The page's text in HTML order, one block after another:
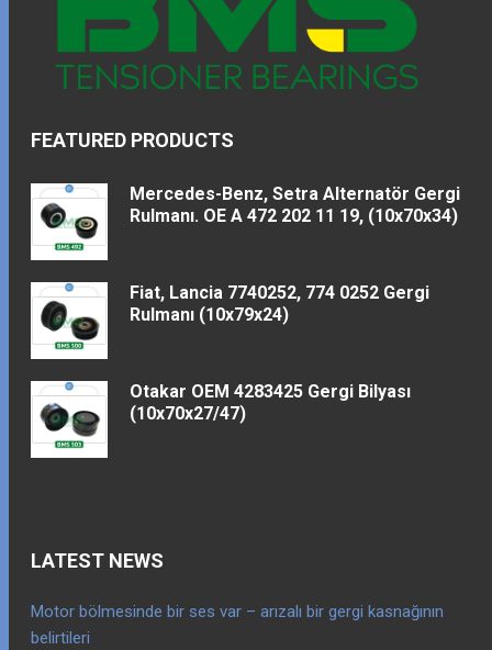
FEATURED PRODUCTS
Mercedes-Benz, Setra Alternatör Gergi
Rulmanı. OE A 472 202 11 19, (10x70x34)
Fiat, Lancia 7740252, 774 0252 Gergi
Rulmanı (10x79x24)
Otakar OEM 4283425 Gergi Bilyası
(10x70x27/47)
LATEST NEWS
Motor bölmesinde bir ses var – arızalı bir gergi kasnağının
belirtileri